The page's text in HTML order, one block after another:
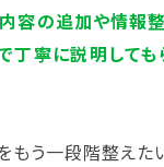
容の追加や情報
丁寧に説明しても
もう一段階整えた